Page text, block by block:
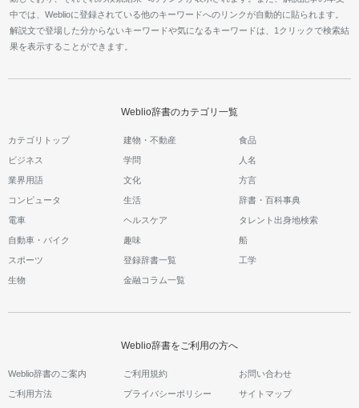
中では、Weblioに登録されている他のキーワードへのリンクが自動的に貼られます。
解説文で登場した分からないキーワードや気になるキーワードは、1クリックで検索結
果を表示することができます。
Weblio辞書のカテゴリ一覧
カテゴリトップ 建物・不動産 食品
ビジネス 学問 人名
業界用語 文化 方言
コンピュータ 生活 辞書・百科事典
電車 ヘルスケア タレント出身地検索
自動車・バイク 趣味 船
スポーツ 登録辞書一覧 工学
生物 金融コラム一覧
Weblio辞書をご利用の方へ
Weblio辞書のご案内 ご利用規約 お問い合わせ
ご利用方法 プライバシーポリシー サイトマップ